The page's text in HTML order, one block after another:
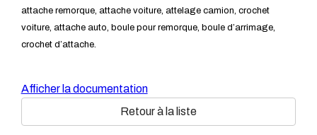
attache remorque, attache voiture, attelage camion, crochet
voiture, attache auto, boule pour remorque, boule d’arrimage,
crochet d’attache.
Afficher la documentation
Retour à la liste